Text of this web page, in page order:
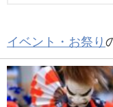
イベント・お祭り